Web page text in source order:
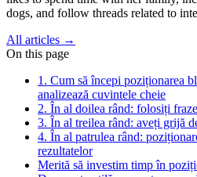
dogs, and follow threads related to
All articles →
On this page
1. Cum să începi poziționarea
analizează cuvintele cheie
2. În al doilea rând: folosiți
3. În al treilea rând: aveți grijă
4. În al patrulea rând:
rezultatelor
Merită să investim timp în